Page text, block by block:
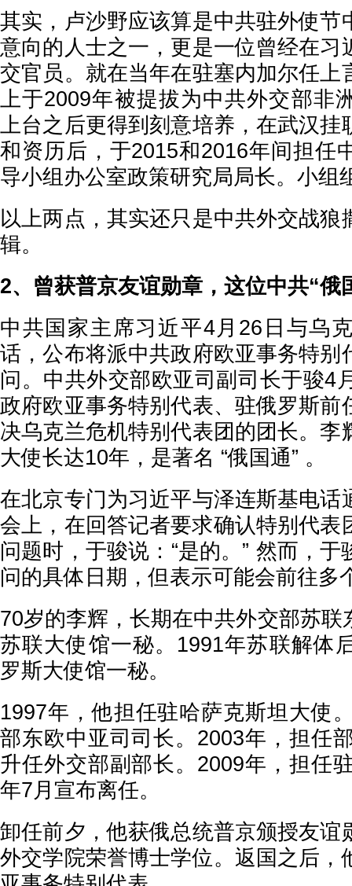
其实，卢沙野应该算是中共驻外使节
意向的人士之一，更是一位曾经在习
交官员。就在当年在驻塞内加尔任上
上于2009年被提拔为中共外交部非
上台之后更得到刻意培养，在武汉挂
和资历后，于2015和2016年间担任
导小组办公室政策研究局局长。小组
以上两点，其实还只是中共外交战狼
辑。
2、曾获普京友谊勋章，这位中共“俄
中共国家主席习近平4月26日与乌
话，公布将派中共政府欧亚事务特别
问。中共外交部欧亚司副司长于骏4
政府欧亚事务特别代表、驻俄罗斯前
决乌克兰危机特别代表团的团长。李
大使长达10年，是著名 “俄国通” 。
在北京专门为习近平与泽连斯基电话
会上，在回答记者要求确认特别代表
问题时，于骏说：“是的。” 然而，
问的具体日期，但表示可能会前往多
70岁的李辉，长期在中共外交部苏联
苏联大使馆一秘。1991年苏联解体
罗斯大使馆一秘。
1997年，他担任驻哈萨克斯坦大使
部东欧中亚司司长。2003年，担任
升任外交部副部长。2009年，担任
年7月宣布离任。
卸任前夕，他获俄总统普京颁授友谊
外交学院荣誉博士学位。返国之后，